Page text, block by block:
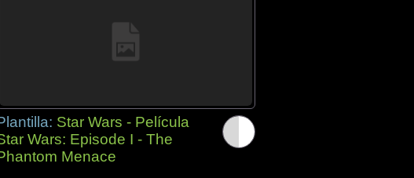
Star Wars - Película
Wars: Episode I - The
Menace